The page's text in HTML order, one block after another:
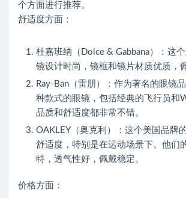
个方面进行推荐。
舒适度方面：
杜嘉班纳（Dolce & Gabbana）：这
镜设计时尚，镜框和镜片材质优质，
Ray-Ban（雷朋）：作为著名的眼镜
种款式的眼镜，包括经典的飞行员和
品质和舒适度都非常不错。
OAKLEY（奥克利）：这个美国品牌
舒适度，特别是在运动场景下。他们
特，透气性好，佩戴稳定。
价格方面：